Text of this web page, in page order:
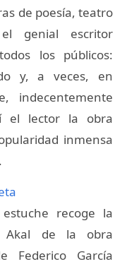
de poesía, teatro
genial escritor
los públicos:
y, a veces, en
indecentemente
el lector la obra
inmensa
recoge la
Akal de la obra
Federico García